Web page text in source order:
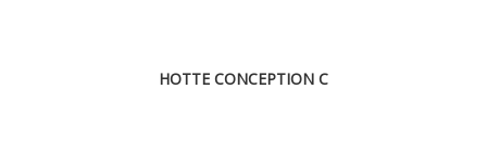
HOTTE CONCEPTION C